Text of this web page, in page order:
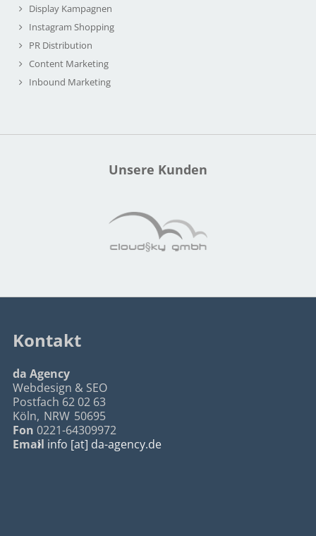
Display Kampagnen
Instagram Shopping
PR Distribution
Content Marketing
Inbound Marketing
Unsere Kunden
Kontakt
da Agency
Webdesign & SEO
Postfach 62 02 63
Köln, NRW 50695
Fon 0221-64309972
Email info [at] da-agency.de